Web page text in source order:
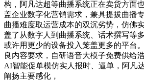
构，阿凡达超等曲播系统正在卖货方面
盖企业数字化营销需求，兼具提拔曲播
曲播难度取运营成本的双沉劣势，仿佛
盖了从数字人到曲播系统、话术撰写等
或许用更少的设备投入笼盖更多的平台
良内容要求，自研语音大模子免费供给
AI智能促单模仿实人报时、逼单，阿凡
阐扬主要感化，